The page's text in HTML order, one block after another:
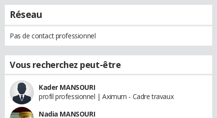
Réseau
Pas de contact professionnel
Vous recherchez peut-être
Kader MANSOURI
profil professionnel | Aximum - Cadre travaux
Nadia MANSOURI